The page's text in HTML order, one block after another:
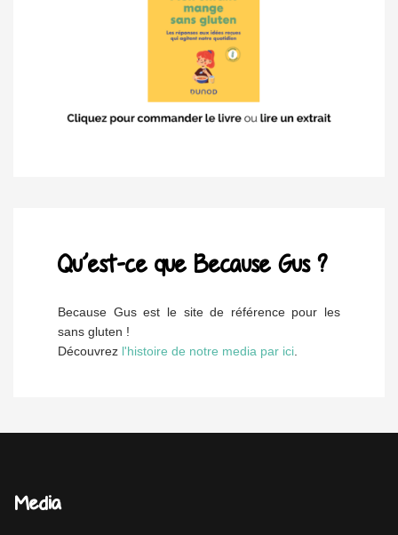
Qu’est-ce que Because Gus ?
Because Gus est le site de référence pour les
sans gluten !
Découvrez l'histoire de notre media par ici
Media